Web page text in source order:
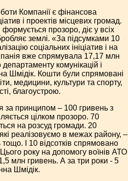
Компанії є фінансова
і проектів місцевих громад.
прозоро, діє у всіх
землі. «За підсумками 10
соціальних ініціатив і на
вже спрямувала 17,17 млн
комунікацій і
Шмідік. Кошти були спрямовані
медицини, культури та спорту,
благоустрою.
принципом – 100 гривень з
цілком прозоро. 70
на розсуд громади. 20
які реалізовуємо в межах району, –
тощо. І 10 відсотків спрямовано
року на допомогу воїнів АТО
млн гривень. А за три роки - 5
Шмідік.